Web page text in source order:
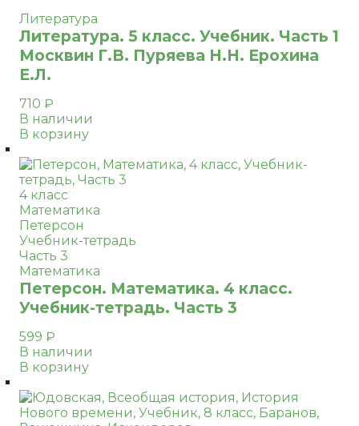
Литература
Литература. 5 класс. Учебник. Часть 1
Москвин Г.В. Пуряева Н.Н. Ерохина
Е.Л.
710 ₽
В наличии
В корзину
4 класс
Математика
Петерсон
Учебник-тетрадь
Часть 3
Математика
Петерсон. Математика. 4 класс.
Учебник-тетрадь. Часть 3
599 ₽
В наличии
В корзину